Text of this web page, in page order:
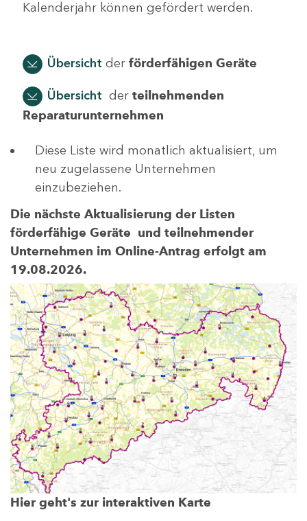
Kalenderjahr können gefördert werden.
Übersicht der förderfähigen Geräte
Übersicht der teilnehmenden
Reparaturunternehmen
Diese Liste wird monatlich aktualisiert, um
neu zugelassene Unternehmen
einzubeziehen.
Die nächste Aktualisierung der Listen
förderfähige Geräte und teilnehmender
Unternehmen im Online-Antrag erfolgt am
19.08.2026.
Hier geht's zur interaktiven Karte